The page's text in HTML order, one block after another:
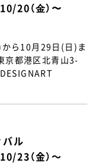
20（⾦）〜
ら10月29日(日)ま
京都港区北青山3-
ル
23（金）～